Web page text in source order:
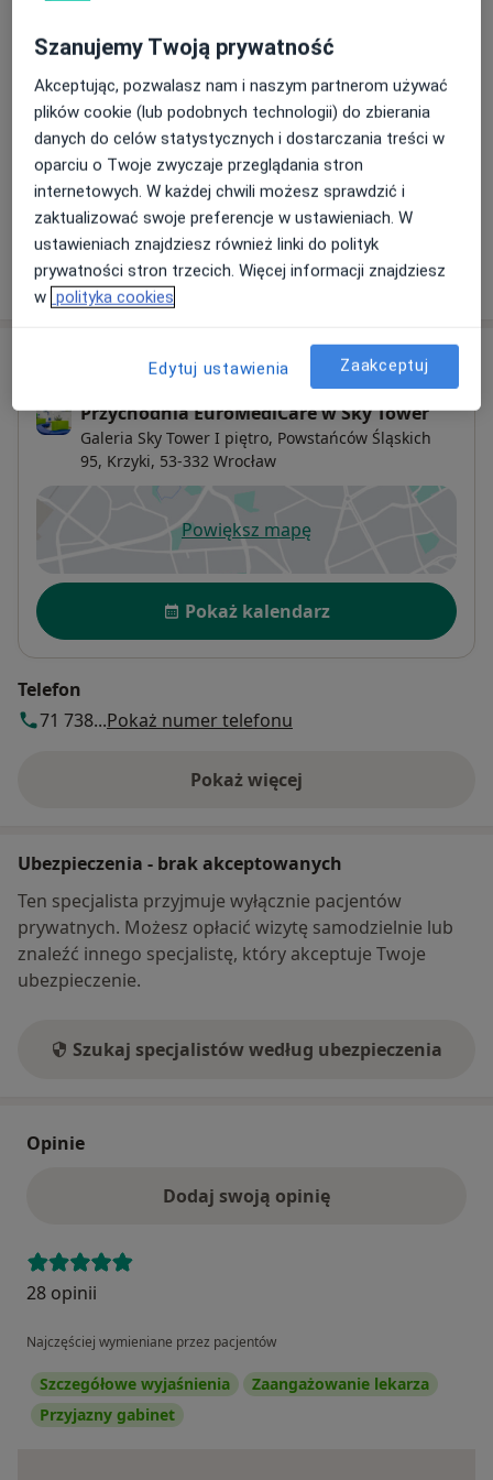
USG tarczycy
220 zł Szczegóły Umów wizytę
USG węzłów chłonnych
220 zł Szczegóły Umów wizytę
W jaki sposób ustalane są ceny?
Przychodnia EuroMediCare w Sky Tower
Galeria Sky Tower I piętro, Powstańców Śląskich
95, Krzyki, 53-332 Wrocław
Powiększ mapęotwiera się w nowej karcie
Dostępność
Pokaż kalendarz
Telefon
71 738...Pokaż numer telefonu
Pokaż więcej
o adresie
Ubezpieczenia - brak akceptowanych
Ten specjalista przyjmuje wyłącznie pacjentów
prywatnych. Możesz opłacić wizytę samodzielnie lub
znaleźć innego specjalistę, który akceptuje Twoje
ubezpieczenie.
Szukaj specjalistów według ubezpieczenia
Opinie
Dodaj swoją opinię
28 opinii
Najczęściej wymieniane przez pacjentów
Szczegółowe wyjaśnienia
Zaangażowanie lekarza
Przyjazny gabinet
Szanujemy Twoją prywatność
Akceptując, pozwalasz nam i naszym partnerom używać
plików cookie (lub podobnych technologii) do zbierania
danych do celów statystycznych i dostarczania treści w
oparciu o Twoje zwyczaje przeglądania stron
internetowych. W każdej chwili możesz sprawdzić i
zaktualizować swoje preferencje w ustawieniach. W
ustawieniach znajdziesz również linki do polityk
prywatności stron trzecich. Więcej informacji znajdziesz
w polityka cookies
Edytuj ustawienia Zaakceptuj